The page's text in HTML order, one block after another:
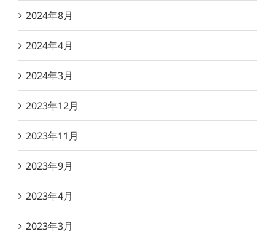
2024年8月
2024年4月
2024年3月
2023年12月
2023年11月
2023年9月
2023年4月
2023年3月